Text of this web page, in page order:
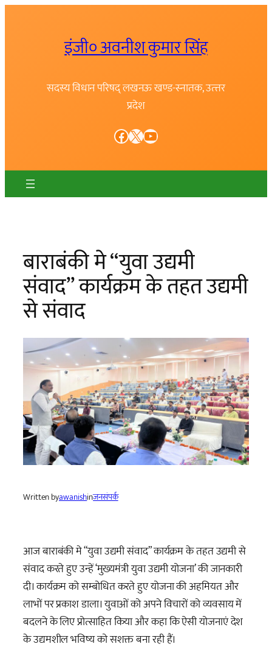
इंजी० अवनीश कुमार सिंह
सदस्य विधान परिषद् लखनऊ खण्ड-स्नातक, उत्त्तर
प्रदेश
Facebook X YouTube
बाराबंकी मे “युवा उद्यमी
संवाद” कार्यक्रम के तहत उद्यमी
से संवाद
Written byawanishinजनसंपर्क
आज बाराबंकी मे “युवा उद्यमी संवाद” कार्यक्रम के तहत उद्यमी से
संवाद करते हुए उन्हें ‘मुख्यमंत्री युवा उद्यमी योजना’ की जानकारी
दी। कार्यक्रम को सम्बोधित करते हुए योजनाकी अहमियत और
लाभों पर प्रकाश डाला। युवाओं को अपने विचारों को व्यवसाय में
बदलने के लिए प्रोत्साहित किया और कहा कि ऐसी योजनाएं देश
के उद्यमशील भविष्य को सशक्त बना रही हैं।